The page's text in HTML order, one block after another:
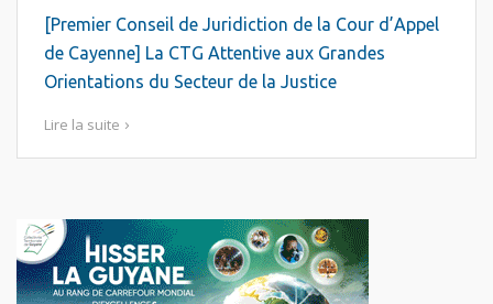
[Premier Conseil de Juridiction de la Cour d’Appel
de Cayenne] La CTG Attentive aux Grandes
Orientations du Secteur de la Justice
Lire la suite